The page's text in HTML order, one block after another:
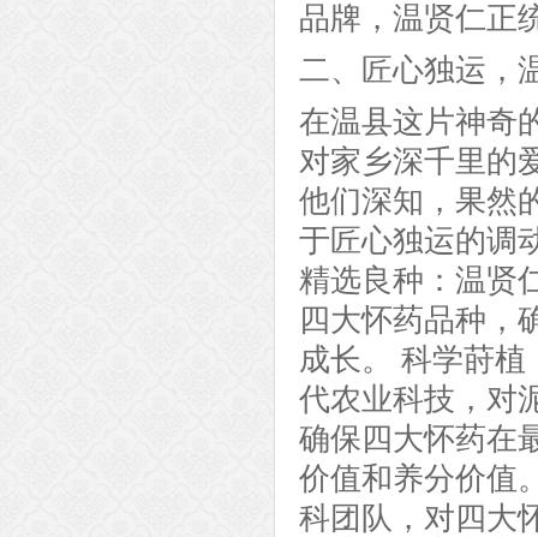
品牌，温贤仁正
二、匠心独运，
在温县这片神奇
对家乡深千里的
他们深知，果然
于匠心独运的调
精选良种：温贤
四大怀药品种，
成长。 科学莳
代农业科技，对
确保四大怀药在
价值和养分价值
科团队，对四大